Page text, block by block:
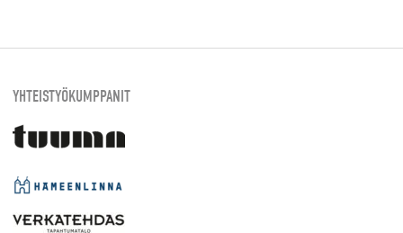
YHTEISTYÖKUMPPANIT